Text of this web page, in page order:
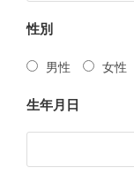
性別
男性 女性
生年月日